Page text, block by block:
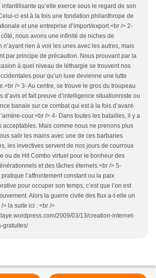
qu’elle exerce sous le regard de son
ci est à la fois une fondation philanthrope de
et une entreprise d’import/export.<br /> 2-
côté, nous avons une infinité de niches de
n’ayant rien à voir les unes avec les autres, mais
par principe de précaution. Nous prouvant par la
à quel niveau de léthargie se trouvent nos
pour qu’un luxe devienne une lutte
/> 3- Au centre, se trouve le gros du troupeau
d’avis et fait preuve d’intelligence situationniste ou
banale sur ce combat qui est à la fois d’avant-
cour.<br /> 4- Dans toutes les batailles, il y a
acceptables. Mais comme nous ne prenons plus
salir les mains avec une de ces barbaries
les invectives servent de nos jours de courroux
ou de Hit Combo virtuel pour le bonheur des
et des lâches éternels.<br /> 5-
l’affrontement constant ou la paix
pour occuper son temps, c’est que l’on est
Alors la guerre civile des flux a-t-elle un
> la suite ici : <br />
2009/03/13/creation-internet-
gratuites/